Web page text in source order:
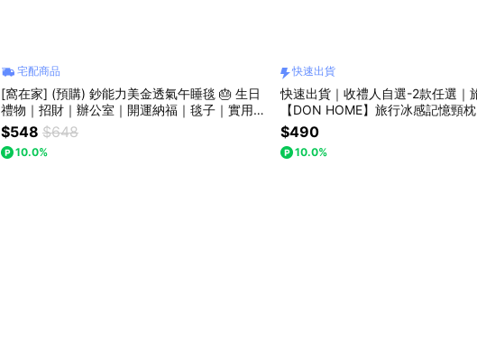
宅配商品
[窩在家] (預購) 鈔能力美金透氣午睡毯 🎂 生日
禮物｜招財｜辦公室｜開運納福｜毯子｜實用｜
升遷升職｜喬遷｜開業開店｜同事｜上班族｜獅
子座｜七夕禮物｜父親節
$548 $648
10.0%
快速出貨
快速出貨｜收禮人自選-2款任選｜
【DON HOME】旅行冰感記憶頸枕
$490
10.0%